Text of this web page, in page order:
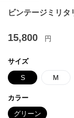
ビンテージミリ
15,800 円
サイズ
S M
カラー
グリーン